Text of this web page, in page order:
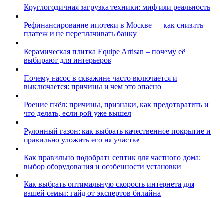
Круглогодичная загрузка техники: миф или реальность
Рефинансирование ипотеки в Москве — как снизить
платеж и не переплачивать банку
Керамическая плитка Equipe Artisan – почему её
выбирают для интерьеров
Почему насос в скважине часто включается и
выключается: причины и чем это опасно
Роение пчёл: причины, признаки, как предотвратить и
что делать, если рой уже вышел
Рулонный газон: как выбрать качественное покрытие и
правильно уложить его на участке
Как правильно подобрать септик для частного дома:
выбор оборудования и особенности установки
Как выбрать оптимальную скорость интернета для
вашей семьи: гайд от экспертов билайна